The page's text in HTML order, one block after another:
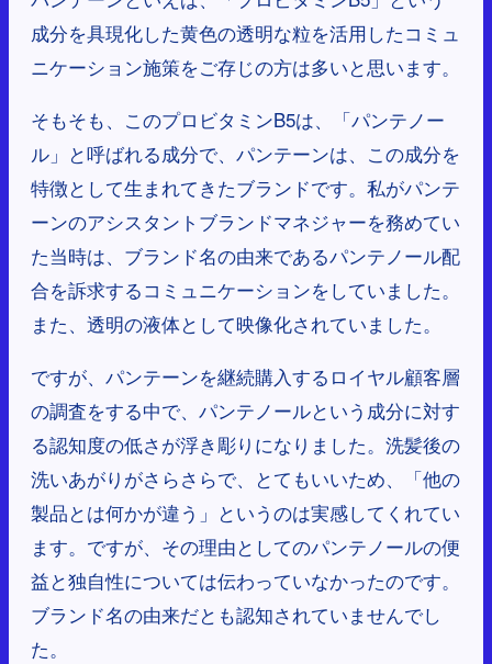
成分を具現化した黄色の透明な粒を活用したコミュ
ニケーション施策をご存じの方は多いと思います。
そもそも、このプロビタミンB5は、「パンテノー
ル」と呼ばれる成分で、パンテーンは、この成分を
特徴として生まれてきたブランドです。私がパンテ
ーンのアシスタントブランドマネジャーを務めてい
た当時は、ブランド名の由来であるパンテノール配
合を訴求するコミュニケーションをしていました。
また、透明の液体として映像化されていました。
ですが、パンテーンを継続購入するロイヤル顧客層
の調査をする中で、パンテノールという成分に対す
る認知度の低さが浮き彫りになりました。洗髪後の
洗いあがりがさらさらで、とてもいいため、「他の
製品とは何かが違う」というのは実感してくれてい
ます。ですが、その理由としてのパンテノールの便
益と独自性については伝わっていなかったのです。
ブランド名の由来だとも認知されていませんでし
た。